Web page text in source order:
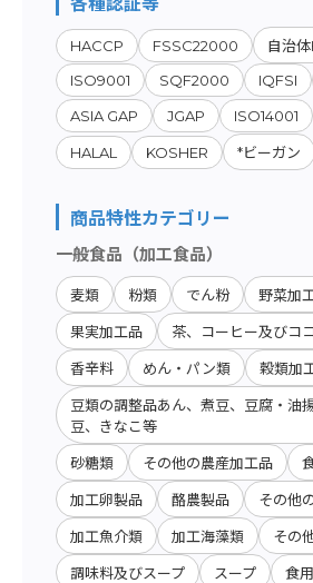
HACCP FSSC22000
自治
ISO9001
SQF2000 IQFSI
ASIA GAP
JGAP ISO14001
HALAL KOSHER *ビーガン
商品特性カテゴリー
一般食品（加工食品）
麦類 粉類 でん粉 野菜加
果実加工品 茶、コーヒー及びコ
香辛料 めん・パン類 穀類加
豆類の調整品あん、煮豆、豆腐・油
豆、きなこ等
砂糖類 その他の農産加工品
加工卵製品 酪農製品 その他
加工魚介類 加工海藻類 その
調味料及びスープ スープ 食